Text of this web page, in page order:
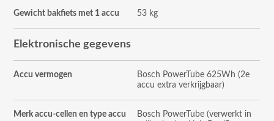
Gewicht bakfiets met 1 accu 53 kg
Elektronische gegevens
Accu vermogen
Bosch PowerTube 625Wh (2e
accu extra verkrijgbaar)
Merk accu-cellen en type accu
Bosch PowerTube (verwerkt in